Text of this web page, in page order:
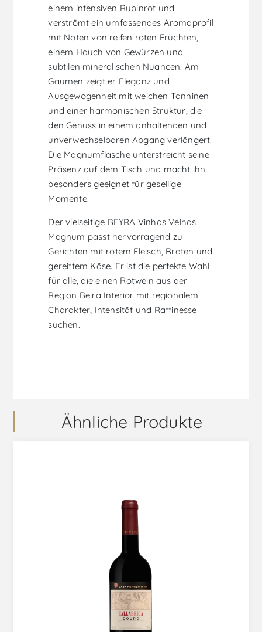
einem intensiven Rubinrot und
verströmt ein umfassendes Aromaprofil
mit Noten von reifen roten Früchten,
einem Hauch von Gewürzen und
subtilen mineralischen Nuancen. Am
Gaumen zeigt er Eleganz und
Ausgewogenheit mit weichen Tanninen
und einer harmonischen Struktur, die
den Genuss in einem anhaltenden und
unverwechselbaren Abgang verlängert.
Die Magnumflasche unterstreicht seine
Präsenz auf dem Tisch und macht ihn
besonders geeignet für gesellige
Momente.
Der vielseitige BEYRA Vinhas Velhas
Magnum passt hervorragend zu
Gerichten mit rotem Fleisch, Braten und
gereiftem Käse. Er ist die perfekte Wahl
für alle, die einen Rotwein aus der
Region Beira Interior mit regionalem
Charakter, Intensität und Raffinesse
suchen.
Ähnliche Produkte